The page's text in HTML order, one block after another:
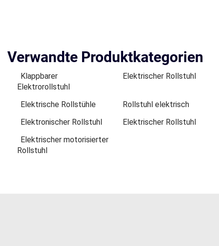
Verwandte Produktkategorien
Klappbarer
Elektrorollstuhl
Elektrischer Rollstuhl
Elektrische Rollstühle
Rollstuhl elektrisch
Elektronischer Rollstuhl
Elektrischer Rollstuhl
Elektrischer motorisierter
Rollstuhl